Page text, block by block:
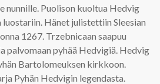
nunnille. Puolison kuoltua Hedvig
Hänet julistettiin Sleesian
1267. Trzebnicaan saapuu
palvomaan pyhää Hedvigiä. Hedvig
Bartolomeuksen kirkkoon.
Pyhän Hedvigin legendasta.